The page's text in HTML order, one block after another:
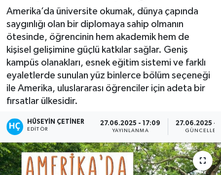
Amerika’da üniversite okumak, dünya çapında
saygınlığı olan bir diplomaya sahip olmanın
ötesinde, öğrencinin hem akademik hem de
kişisel gelişimine güçlü katkılar sağlar. Geniş
kampüs olanakları, esnek eğitim sistemi ve farklı
eyaletlerde sunulan yüz binlerce bölüm seçeneği
ile Amerika, uluslararası öğrenciler için adeta bir
fırsatlar ülkesidir.
HÜSEYIN ÇETINER
EDITÖR
27.06.2025 - 17:09
YAYINLANMA
27.06.2025 -